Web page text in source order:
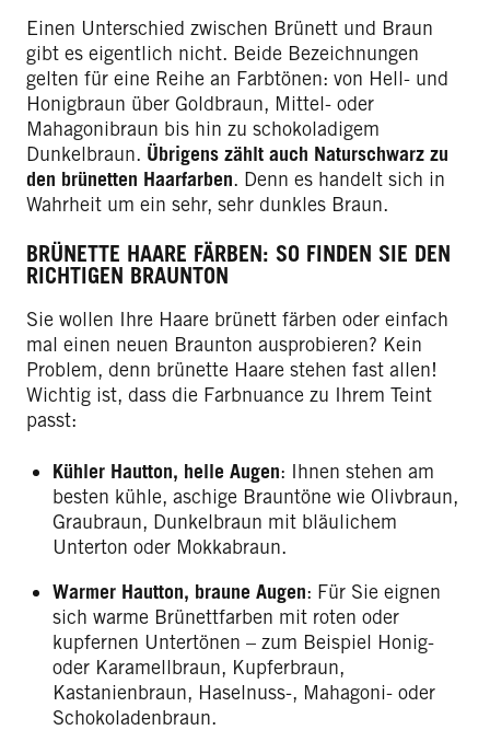
Einen Unterschied zwischen Brünett und Braun
gibt es eigentlich nicht. Beide Bezeichnungen
gelten für eine Reihe an Farbtönen: von Hell- und
Honigbraun über Goldbraun, Mittel- oder
Mahagonibraun bis hin zu schokoladigem
Dunkelbraun. Übrigens zählt auch Naturschwarz zu
den brünetten Haarfarben. Denn es handelt sich in
Wahrheit um ein sehr, sehr dunkles Braun.
BRÜNETTE HAARE FÄRBEN: SO FINDEN SIE DEN
RICHTIGEN BRAUNTON
Sie wollen Ihre Haare brünett färben oder einfach
mal einen neuen Braunton ausprobieren? Kein
Problem, denn brünette Haare stehen fast allen!
Wichtig ist, dass die Farbnuance zu Ihrem Teint
passt:
Kühler Hautton, helle Augen: Ihnen stehen am
besten kühle, aschige Brauntöne wie Olivbraun,
Graubraun, Dunkelbraun mit bläulichem
Unterton oder Mokkabraun.
Warmer Hautton, braune Augen: Für Sie eignen
sich warme Brünettfarben mit roten oder
kupfernen Untertönen – zum Beispiel Honig-
oder Karamellbraun, Kupferbraun,
Kastanienbraun, Haselnuss-, Mahagoni- oder
Schokoladenbraun.